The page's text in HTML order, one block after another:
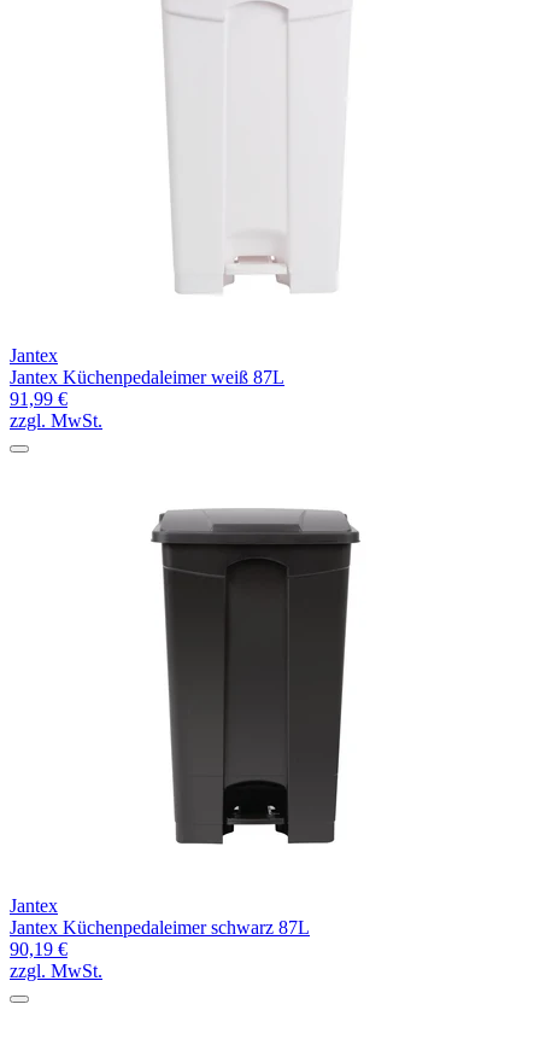
Jantex
Jantex Küchenpedaleimer weiß 87L
91,99 €
zzgl. MwSt.
Jantex
Jantex Küchenpedaleimer schwarz 87L
90,19 €
zzgl. MwSt.